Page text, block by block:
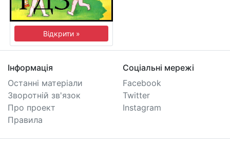
Відкрити »
Інформація
Останні матеріали
Зворотній зв'язок
Про проект
Правила
Соціальні мережі
Facebook
Twitter
Instagram